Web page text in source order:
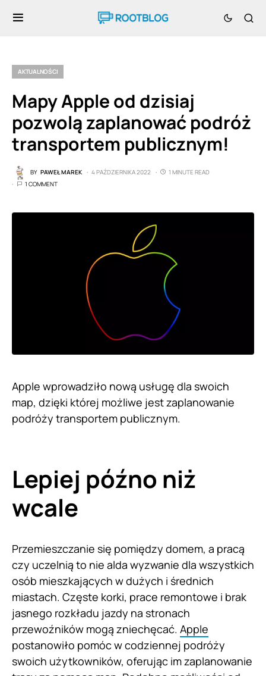
AKTUALNOŚCI
Mapy Apple od dzisiaj
pozwolą zaplanować podróż
transportem publicznym!
BY PAWEŁ MAREK 4 PAŹDZIERNIKA 2022
1 MINUTE READ
1 COMMENT
Apple wprowadziło nową usługę dla swoich
map, dzięki której możliwe jest zaplanowanie
podróży transportem publicznym.
Lepiej późno niż
wcale
Przemieszczanie się pomiędzy domem, a pracą
czy uczelnią to nie alda wyzwanie dla wszystkich
osób mieszkających w dużych i średnich
miastach. Częste korki, prace remontowe i brak
jasnego rozkładu jazdy na stronach
przewoźników mogą zniechęcać. Apple
postanowiło pomóc w codziennej podróży
swoich użytkowników, oferując im zaplanowanie